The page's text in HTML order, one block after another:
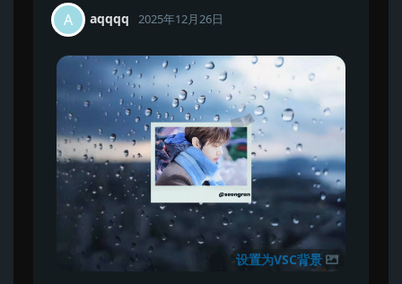
A aqqqq 2025年12月26日
设置为VSC背景